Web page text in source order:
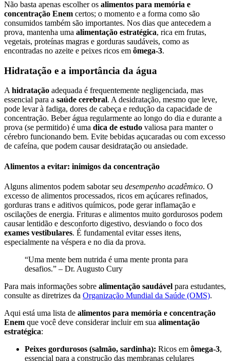
Não basta apenas escolher os alimentos para memória e
concentração Enem certos; o momento e a forma como são
consumidos também são importantes. Nos dias que antecedem a
prova, mantenha uma alimentação estratégica, rica em frutas,
vegetais, proteínas magras e gorduras saudáveis, como as
encontradas no azeite e peixes ricos em ômega-3.
Hidratação e a importância da água
A hidratação adequada é frequentemente negligenciada, mas
essencial para a saúde cerebral. A desidratação, mesmo que leve,
pode levar à fadiga, dores de cabeça e redução da capacidade de
concentração. Beber água regularmente ao longo do dia e durante a
prova (se permitido) é uma dica de estudo valiosa para manter o
cérebro funcionando bem. Evite bebidas açucaradas ou com excesso
de cafeína, que podem causar desidratação ou ansiedade.
Alimentos a evitar: inimigos da concentração
Alguns alimentos podem sabotar seu desempenho acadêmico. O
excesso de alimentos processados, ricos em açúcares refinados,
gorduras trans e aditivos químicos, pode gerar inflamação e
oscilações de energia. Frituras e alimentos muito gordurosos podem
causar lentidão e desconforto digestivo, desviando o foco dos
exames vestibulares. É fundamental evitar esses itens,
especialmente na véspera e no dia da prova.
“Uma mente bem nutrida é uma mente pronta para
desafios.” – Dr. Augusto Cury
Para mais informações sobre alimentação saudável para estudantes,
consulte as diretrizes da Organização Mundial da Saúde (OMS).
Aqui está uma lista de alimentos para memória e concentração
Enem que você deve considerar incluir em sua alimentação
estratégica:
Peixes gordurosos (salmão, sardinha): Ricos em ômega-3,
essencial para a construção das membranas celulares